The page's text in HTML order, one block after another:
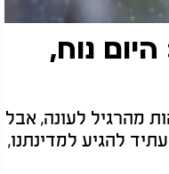
נוח,
מהרגיל לעונה, אבל
להגיע למדינתנו,